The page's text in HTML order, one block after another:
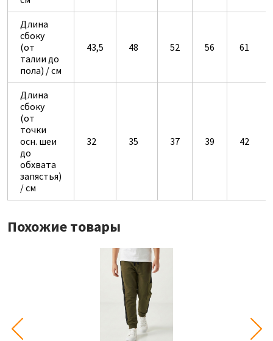
Длина
сбоку
(от
талии до
пола) / см
43,5 48 52 56 61
Длина
сбоку
(от
точки
осн. шеи
до
обхвата
запястья)
/ см
32 35 37 39 42
Похожие товары